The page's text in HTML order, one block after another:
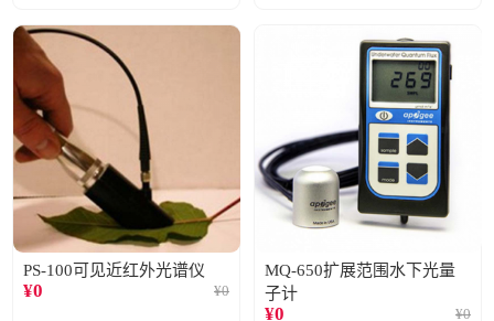
PS-100可见近红外光谱仪
¥0 ¥0
MQ-650扩展范围水下光量
子计
¥0 ¥0